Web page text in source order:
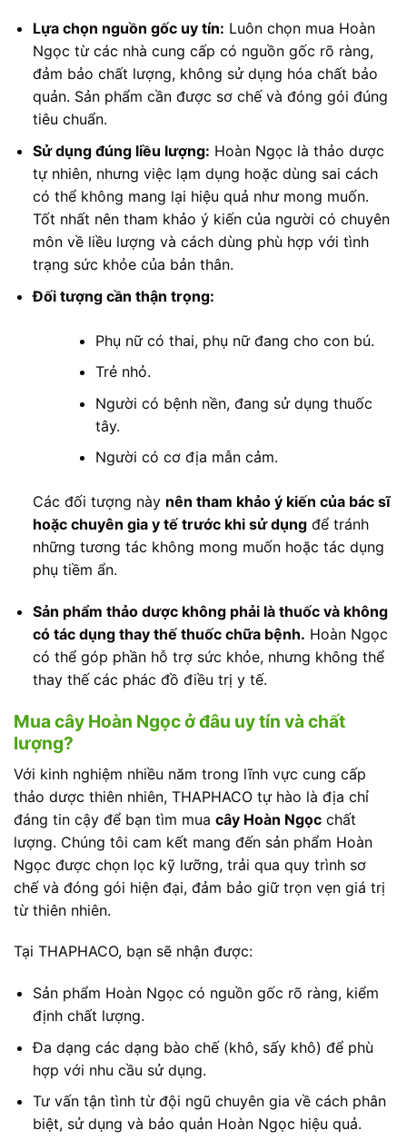
Lựa chọn nguồn gốc uy tín: Luôn chọn mua Hoàn
Ngọc từ các nhà cung cấp có nguồn gốc rõ ràng,
đảm bảo chất lượng, không sử dụng hóa chất bảo
quản. Sản phẩm cần được sơ chế và đóng gói đúng
tiêu chuẩn.
Sử dụng đúng liều lượng: Hoàn Ngọc là thảo dược
tự nhiên, nhưng việc lạm dụng hoặc dùng sai cách
có thể không mang lại hiệu quả như mong muốn.
Tốt nhất nên tham khảo ý kiến của người có chuyên
môn về liều lượng và cách dùng phù hợp với tình
trạng sức khỏe của bản thân.
Đối tượng cần thận trọng:
Phụ nữ có thai, phụ nữ đang cho con bú.
Trẻ nhỏ.
Người có bệnh nền, đang sử dụng thuốc
tây.
Người có cơ địa mẫn cảm.
Các đối tượng này nên tham khảo ý kiến của bác sĩ
hoặc chuyên gia y tế trước khi sử dụngđể tránh
những tương tác không mong muốn hoặc tác dụng
phụ tiềm ẩn.
Sản phẩm thảo dược không phải là thuốc và không
có tác dụng thay thế thuốc chữa bệnh. Hoàn Ngọc
có thể góp phần hỗ trợ sức khỏe, nhưng không thể
thay thế các phác đồ điều trị y tế.
Mua cây Hoàn Ngọc ở đâu uy tín và chất
lượng?
Với kinh nghiệm nhiều năm trong lĩnh vực cung cấp
thảo dược thiên nhiên, THAPHACO tự hào là địa chỉ
đáng tin cậy để bạn tìm mua cây Hoàn Ngọc chất
lượng. Chúng tôi cam kết mang đến sản phẩm Hoàn
Ngọc được chọn lọc kỹ lưỡng, trải qua quy trình sơ
chế và đóng gói hiện đại, đảm bảo giữ trọn vẹn giá trị
từ thiên nhiên.
Tại THAPHACO, bạn sẽ nhận được:
Sản phẩm Hoàn Ngọc có nguồn gốc rõ ràng, kiểm
định chất lượng.
Đa dạng các dạng bào chế (khô, sấy khô) để phù
hợp với nhu cầu sử dụng.
Tư vấn tận tình từ đội ngũ chuyên gia về cách phân
biệt, sử dụng và bảo quản Hoàn Ngọc hiệu quả.